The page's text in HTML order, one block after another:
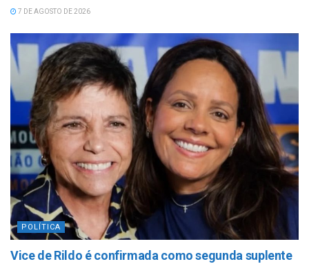
7 DE AGOSTO DE 2026
POLÍTICA
Vice de Rildo é confirmada como segunda suplente